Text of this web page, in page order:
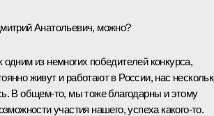
Анатольевич, можно?
из немногих победителей конкурса,
живут и работают в России, нас
В общем‑то, мы тоже благодарны и этому
участия нашего, успеха какого‑то.